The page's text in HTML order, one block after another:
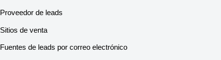
Proveedor de leads
Sitios de venta
Fuentes de leads por correo electrónico